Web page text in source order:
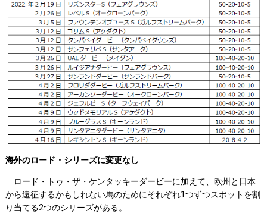
海外のロード・シリーズに変更なし
ロード・トゥ・ザ・ケンタッキーダービーに加えて、欧州と日本
から遠征するかもしれない馬のためにそれぞれ1つずつスポットを割
り当てる2つのシリーズがある。